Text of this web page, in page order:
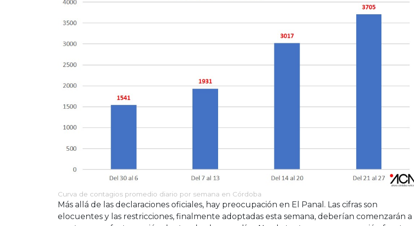
Curva de contagios promedio diario por semana en Córdoba
Más allá de las declaraciones oficiales, hay preocupación en El Panal. Las cifras son
elocuentes y las restricciones, finalmente adoptadas esta semana, deberían comenzarán a